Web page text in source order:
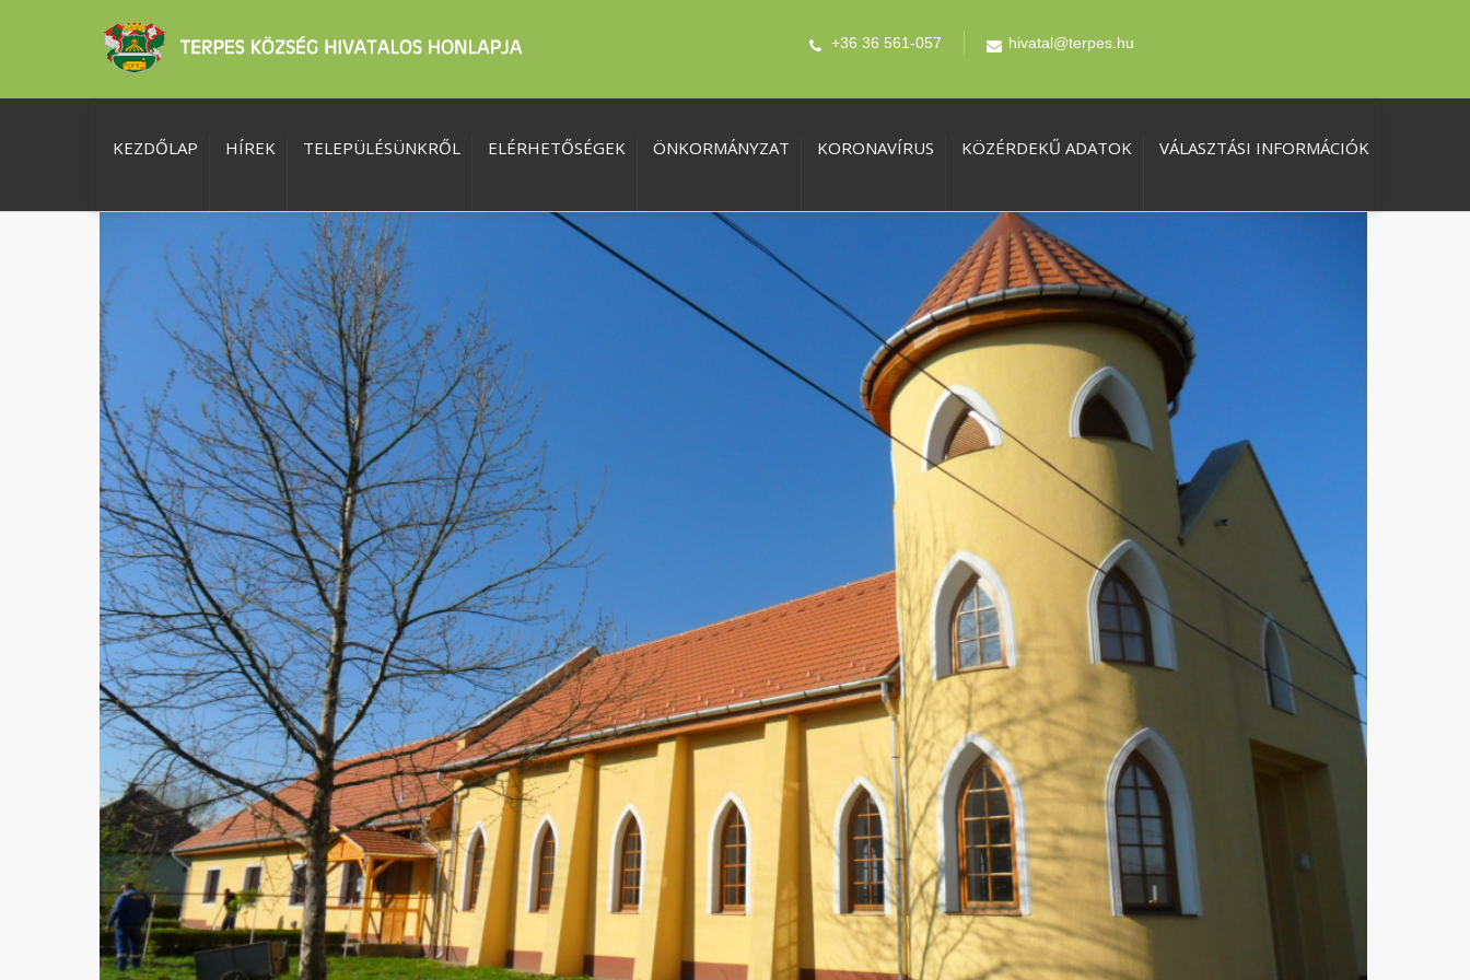
+36 36 561-057 hivatal@terpes.hu
KEZDŐLAP HÍREK TELEPÜLÉSÜNKRŐL ELÉRHETŐSÉGEK ÖNKORMÁNYZAT KORONAVÍRUS KÖZÉRDEKŰ ADATOK VÁLASZTÁSI INFORMÁCIÓK